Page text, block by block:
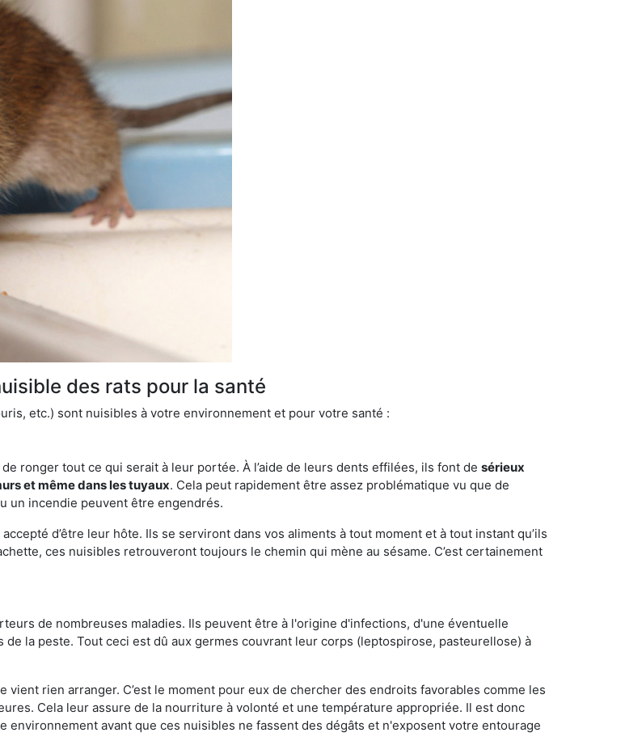
des rats pour la santé
etc.) sont nuisibles à votre environnement et pour votre santé :
ronger tout ce qui serait à leur portée. À l’aide de leurs dents effilées, ils font de sérieux
et même dans les tuyaux. Cela peut rapidement être assez problématique vu que de
un incendie peuvent être engendrés.
d’être leur hôte. Ils se serviront dans vos aliments à tout moment et à tout instant qu’ils
ces nuisibles retrouveront toujours le chemin qui mène au sésame. C’est certainement
de nombreuses maladies. Ils peuvent être à l'origine d'infections, d'une éventuelle
la peste. Tout ceci est dû aux germes couvrant leur corps (leptospirose, pasteurellose) à
vient rien arranger. C’est le moment pour eux de chercher des endroits favorables comme les
Cela leur assure de la nourriture à volonté et une température appropriée. Il est donc
avant que ces nuisibles ne fassent des dégâts et n'exposent votre entourage